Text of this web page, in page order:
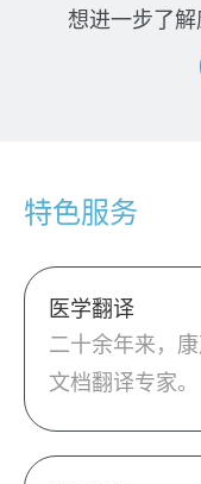
想进一步了
特色服务
医学翻译
二十余年来，
文档翻译专家。